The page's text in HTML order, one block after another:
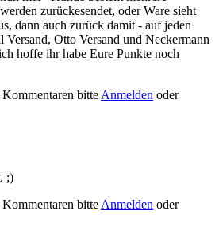
zurückesendet, oder Ware sieht
dann auch zurück damit - auf jeden
Otto Versand und Neckermann
hoffe ihr habe Eure Punkte noch
bitte Anmelden oder
;)
bitte Anmelden oder